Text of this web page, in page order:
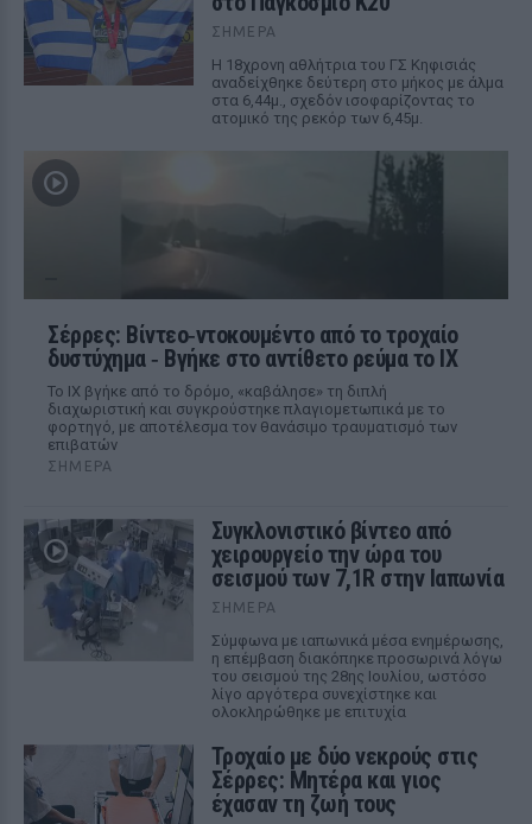
ΣΉΜΕΡΑ
Η 18χρονη αθλήτρια του ΓΣ Κηφισιάς
αναδείχθηκε δεύτερη στο μήκος με άλμα
στα 6,44μ., σχεδόν ισοφαρίζοντας το
ατομικό της ρεκόρ των 6,45μ.
Σέρρες: Βίντεο‑ντοκουμέντο από το τροχαίο
δυστύχημα ‑ Βγήκε στο αντίθετο ρεύμα το ΙΧ
Το ΙΧ βγήκε από το δρόμο, «καβάλησε» τη διπλή
διαχωριστική και συγκρούστηκε πλαγιομετωπικά με το
φορτηγό, με αποτέλεσμα τον θανάσιμο τραυματισμό των
επιβατών
ΣΉΜΕΡΑ
Συγκλονιστικό βίντεο από
χειρουργείο την ώρα του
σεισμού των 7,1R στην Ιαπωνία
ΣΉΜΕΡΑ
Σύμφωνα με ιαπωνικά μέσα ενημέρωσης,
η επέμβαση διακόπηκε προσωρινά λόγω
του σεισμού της 28ης Ιουλίου, ωστόσο
λίγο αργότερα συνεχίστηκε και
ολοκληρώθηκε με επιτυχία
Τροχαίο με δύο νεκρούς στις
Σέρρες: Μητέρα και γιος
έχασαν τη ζωή τους